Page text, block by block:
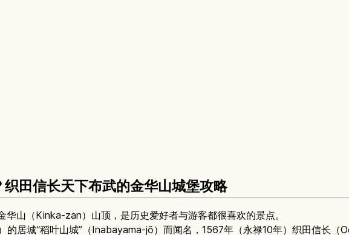
田信长天下布武的金华山城堡攻略
山（Kinka-zan）山顶，是历史爱好者与游客都很喜欢的景点。
居城“稻叶山城”（Inabayama-jō）而闻名，1567年（永禄10年）织田信长（